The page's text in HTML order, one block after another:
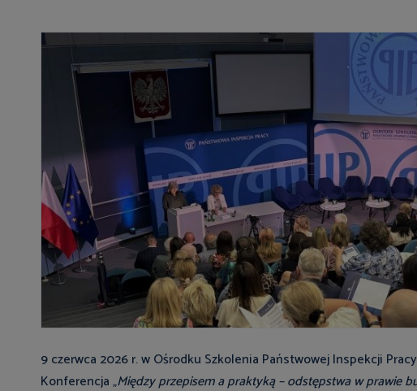
9 czerwca 2026 r. w Ośrodku Szkolenia Państwowej Inspekcji
Konferencja „Między przepisem a praktyką – odstępstwa w prawie